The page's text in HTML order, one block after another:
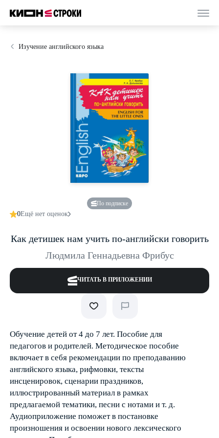
Изучение английского языка
По подписке
0Ещё нет оценок
Как детишек нам учить по-английски говорить
Людмила Геннадьевна Фрибус
ЧИТАТЬ В ПРИЛОЖЕНИИ
Обучение детей от 4 до 7 лет. Пособие для
педагогов и родителей. Методическое пособие
включает в себя рекомендации по преподаванию
английского языка, рифмовки, тексты
инсценировок, сценарии праздников,
иллюстрированный материал в рамках
предлагаемой тематики, песни с нотами и т. д.
Аудиоприложение поможет в постановке
произношения и освоении нового лексического